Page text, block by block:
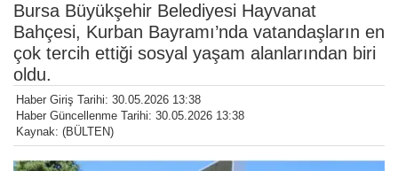
Bursa Büyükşehir Belediyesi Hayvanat
Bahçesi, Kurban Bayramı’nda vatandaşların en
çok tercih ettiği sosyal yaşam alanlarından biri
oldu.
Haber Giriş Tarihi: 30.05.2026 13:38
Haber Güncellenme Tarihi: 30.05.2026 13:38
Kaynak: (BÜLTEN)